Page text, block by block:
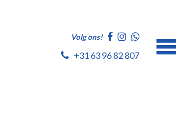
Volg ons!
+31 63 96 82 807